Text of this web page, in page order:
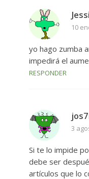
10
yo hago zumba
impedirá el
RESPONDER
3
Si te lo impide
debe ser
artículos que lo